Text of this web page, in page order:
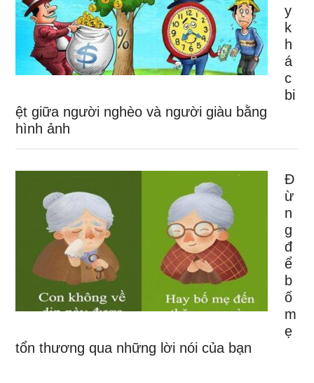
y
k
h
á
c
bi
ệt giữa người nghèo và người giàu bằng
hình ảnh
Đ
ừ
n
g
đ
ể
b
ố
m
ẹ
tổn thương qua những lời nói của bạn